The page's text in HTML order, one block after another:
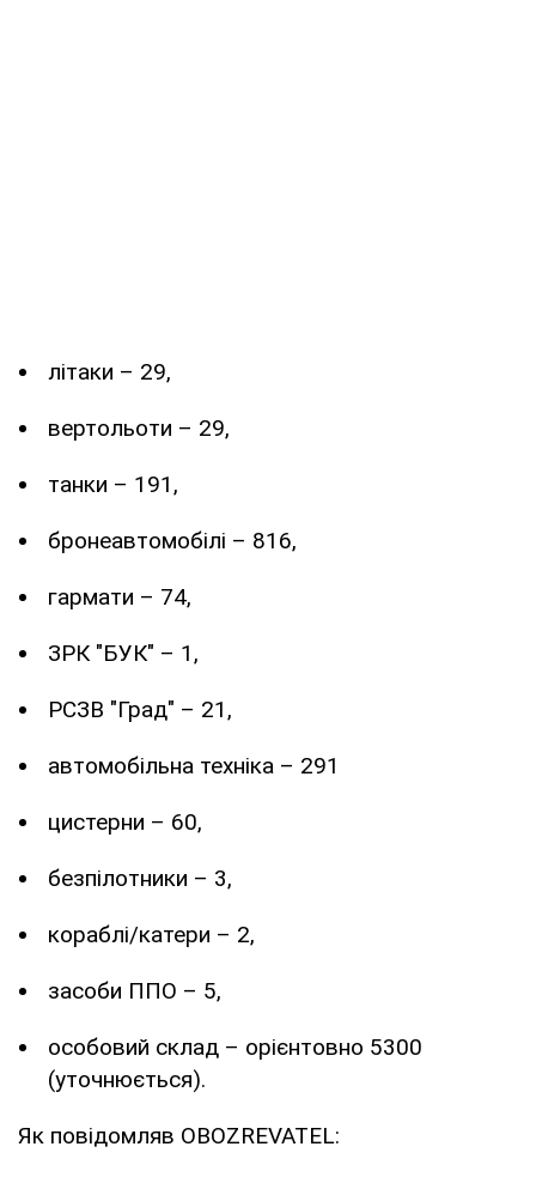
літаки – 29,
вертольоти – 29,
танки – 191,
бронеавтомобілі – 816,
гармати – 74,
ЗРК "БУК" – 1,
РСЗВ "Град" – 21,
автомобільна техніка – 291
цистерни – 60,
безпілотники – 3,
кораблі/катери – 2,
засоби ППО – 5,
особовий склад – орієнтовно 5300
(уточнюється).
Як повідомляв OBOZREVATEL: